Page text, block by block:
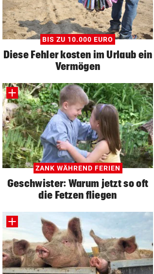
BIS ZU 10.000 EURO
Diese Fehler kosten im Urlaub ein
Vermögen
ZANK WÄHREND FERIEN
Geschwister: Warum jetzt so oft
die Fetzen fliegen